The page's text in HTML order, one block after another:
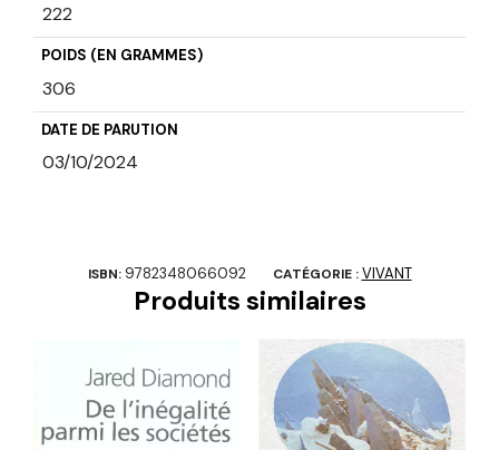
222
POIDS (EN GRAMMES)
306
DATE DE PARUTION
03/10/2024
ISBN: 9782348066092 CATÉGORIE :VIVANT
Produits similaires